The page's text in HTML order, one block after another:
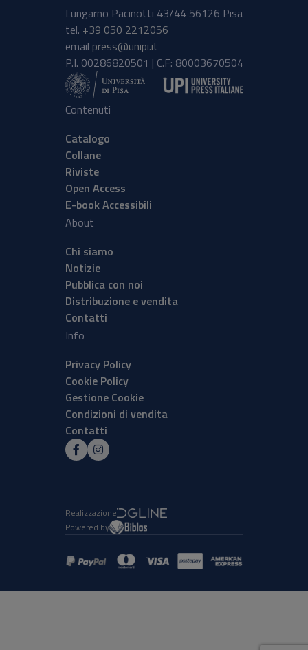
Lungarno Pacinotti 43/44 56126 Pisa
tel. +39 050 2212056
email press@unipi.it
P.I. 00286820501 | C.F: 80003670504
Contenuti
Catalogo
Collane
Riviste
Open Access
E-book Accessibili
About
Chi siamo
Notizie
Pubblica con noi
Distribuzione e vendita
Contatti
Info
Privacy Policy
Cookie Policy
Gestione Cookie
Condizioni di vendita
Contatti
Realizzazione
Powered by